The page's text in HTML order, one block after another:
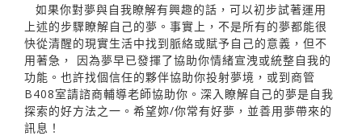
如果你對夢與自我瞭解有興趣的話，可以初步試著運用
上述的步驟瞭解自己的夢。事實上，不是所有的夢都能很
快從清醒的現實生活中找到脈絡或賦予自己的意義，但不
用著急， 因為夢早已發揮了協助你情緒宣洩或統整自我的
功能。也許找個信任的夥伴協助你投射夢境，或到商管
B408室請諮商輔導老師協助你。深入瞭解自己的夢是自我
探索的好方法之一。希望妳/你常有好夢，並善用夢帶來的
訊息！